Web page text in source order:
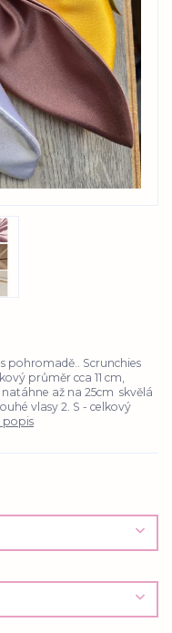
pohromadě.. Scrunchies
průměr cca 11 cm,
až na 25cm skvělá
vlasy 2. S - celkový
popis